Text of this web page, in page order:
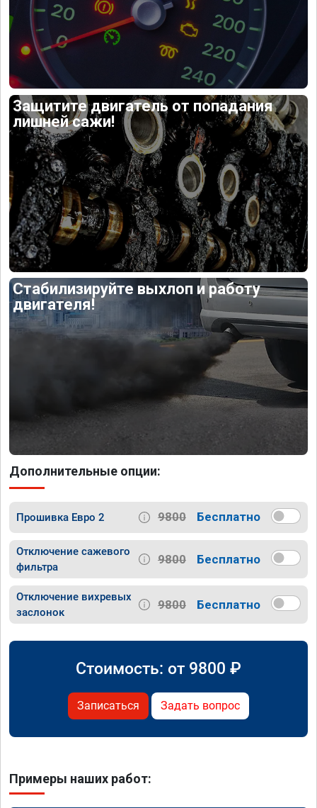
Защитите двигатель от попадания
лишней сажи!
Стабилизируйте выхлоп и работу
двигателя!
Дополнительные опции:
Прошивка Евро 2 9800 Бесплатно
Отключение сажевого
фильтра
9800 Бесплатно
Отключение вихревых
заслонок
9800 Бесплатно
Стоимость: от 9800 ₽
Записаться Задать вопрос
Примеры наших работ: